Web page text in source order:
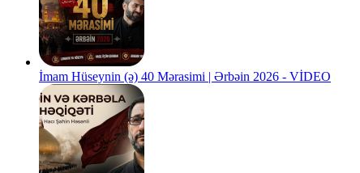
İmam Hüseynin (ə) 40 Mərasimi | Ərbəin 2026 - VİDEO